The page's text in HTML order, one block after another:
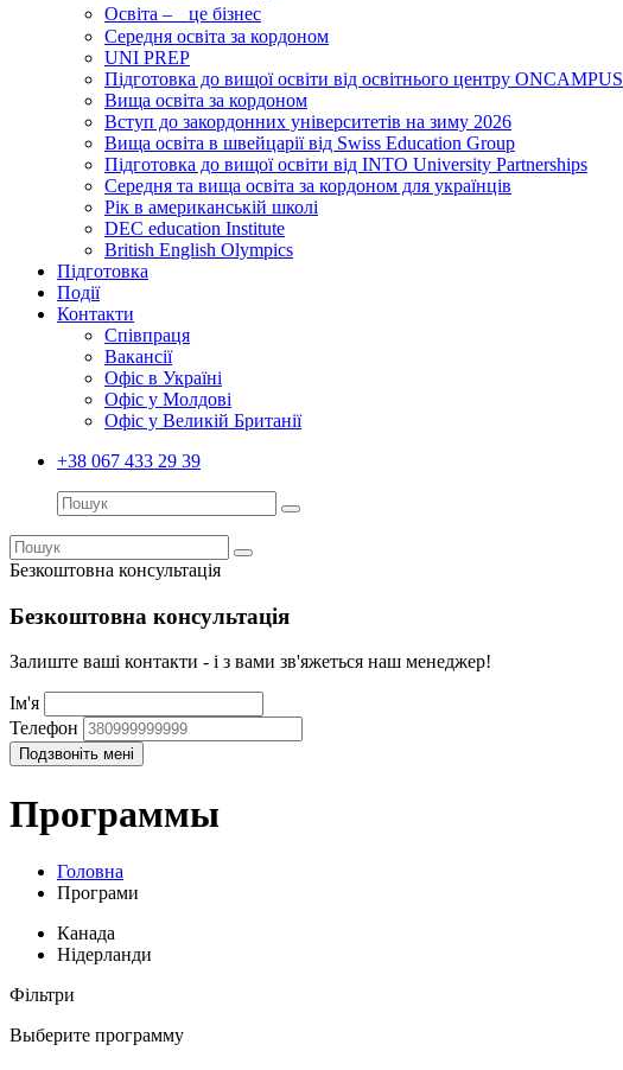
Освіта – це бізнес
Середня освіта за кордоном
UNI PREP
Підготовка до вищої освіти від освітнього центру ONCAMPUS
Вища освіта за кордоном
Вступ до закордонних університетів на зиму 2026
Вища освіта в швейцарії від Swiss Education Group
Підготовка до вищої освіти від INTO University Partnerships
Середня та вища освіта за кордоном для українців
Рік в американській школі
DEC education Institute
British English Olympics
Підготовка
Події
Контакти
Співпраця
Вакансії
Офіс в Україні
Офіс у Молдові
Офіс у Великій Британії
+38 067 433 29 39
Безкоштовна консультація
Безкоштовна консультація
Залиште ваші контакти - і з вами зв'яжеться наш менеджер!
Ім'я
Телефон
Программы
Головна
Програми
Канада
Нідерланди
Фільтри
Выберите программу